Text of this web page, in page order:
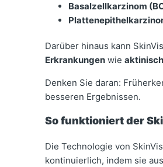
Basalzellkarzinom
Darüber hinaus kann
Erkrankungen wie
Denken Sie daran:
besseren Ergebnissen.
So funktioniert der
Die Technologie von
kontinuierlich, indem sie